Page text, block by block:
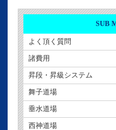
SUB
よく頂く質問
諸費用
昇段・昇級システム
舞子道場
垂水道場
西神道場